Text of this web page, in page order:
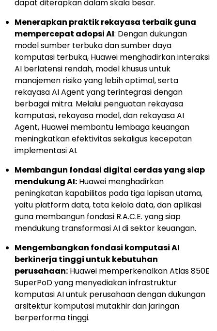
dapat diterapkan dalam skala besar.
Menerapkan praktik rekayasa terbaik guna
mempercepat adopsi AI: Dengan dukungan
model sumber terbuka dan sumber daya
komputasi terbuka, Huawei menghadirkan interaksi
AI berlatensi rendah, model khusus untuk
manajemen risiko yang lebih optimal, serta
rekayasa AI Agent yang terintegrasi dengan
berbagai mitra. Melalui penguatan rekayasa
komputasi, rekayasa model, dan rekayasa AI
Agent, Huawei membantu lembaga keuangan
meningkatkan efektivitas sekaligus kecepatan
implementasi AI.
Membangun fondasi digital cerdas yang siap
mendukung AI: Huawei menghadirkan
peningkatan kapabilitas pada tiga lapisan utama,
yaitu platform data, tata kelola data, dan aplikasi
guna membangun fondasi R.A.C.E. yang siap
mendukung transformasi AI di sektor keuangan.
Mengembangkan fondasi komputasi AI
berkinerja tinggi untuk kebutuhan
perusahaan: Huawei memperkenalkan Atlas 850E
SuperPoD yang menyediakan infrastruktur
komputasi AI untuk perusahaan dengan dukungan
arsitektur komputasi mutakhir dan jaringan
berperforma tinggi.